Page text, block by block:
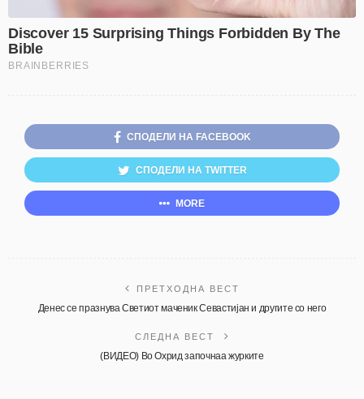
СПОДЕЛИ НА FACEBOOK
СПОДЕЛИ НА TWITTER
MORE
ПРЕТХОДНА ВЕСТ
Денес се празнува Светиот маченик Севастијан и другите со него
СЛЕДНА ВЕСТ
(ВИДЕО) Во Охрид започнаа журките